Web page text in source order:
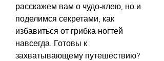
расскажем вам о чудо-клею, но и
поделимся секретами, как
избавиться от грибка ногтей
навсегда. Готовы к
захватывающему путешествию?